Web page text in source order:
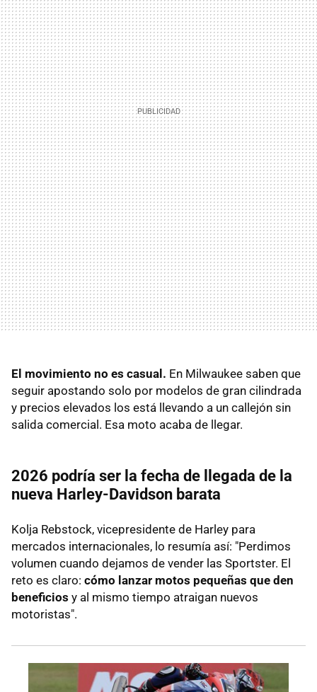
El movimiento no es casual. En Milwaukee saben que
seguir apostando solo por modelos de gran cilindrada
y precios elevados los está llevando a un callejón sin
salida comercial. Esa moto acaba de llegar.
2026 podría ser la fecha de llegada de la
nueva Harley-Davidson barata
Kolja Rebstock, vicepresidente de Harley para
mercados internacionales, lo resumía así: "Perdimos
volumen cuando dejamos de vender las Sportster. El
reto es claro: cómo lanzar motos pequeñas que den
beneficios y al mismo tiempo atraigan nuevos
motoristas".